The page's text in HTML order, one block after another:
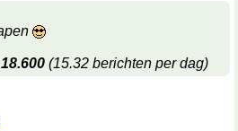
18.600 (15.32 berichten per dag)